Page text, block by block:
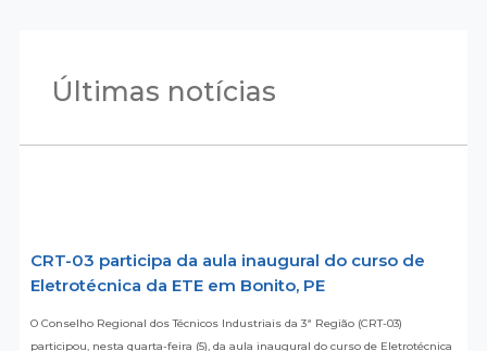
Últimas notícias
CRT-03 participa da aula inaugural do curso de
Eletrotécnica da ETE em Bonito, PE
O Conselho Regional dos Técnicos Industriais da 3ª Região (CRT-03)
participou, nesta quarta-feira (5), da aula inaugural do curso de Eletrotécnica